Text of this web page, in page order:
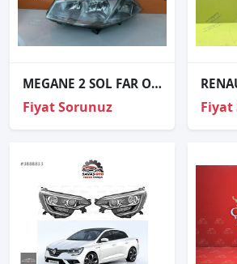
MEGANE 2 SOL FAR ORJİNAL
Fiyat Sorunuz Fiyat